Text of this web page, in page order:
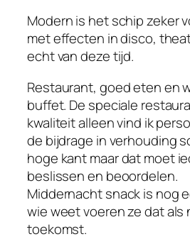
Modern is het schip zeker
met effecten in disco,
echt van deze tijd.
Restaurant, goed eten en
buffet. De speciale
kwaliteit alleen vind ik
de bijdrage in verhouding
hoge kant maar dat moet
beslissen en beoordelen.
Middernacht snack is nog
wie weet voeren ze dat als
toekomst.